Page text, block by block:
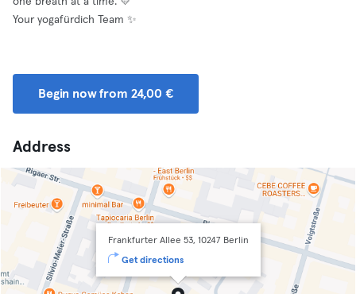
Your yogafürdich Team ✨
Begin now from 24,00 €
Address
Frankfurter Allee 53, 10247 Berlin
Get directions